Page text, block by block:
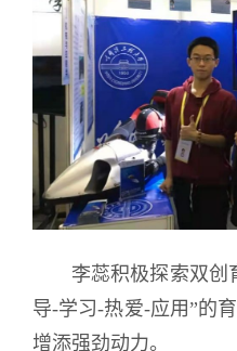
李蕊积极探索双创
导-学习-热爱-应用”的
增添强劲动力。